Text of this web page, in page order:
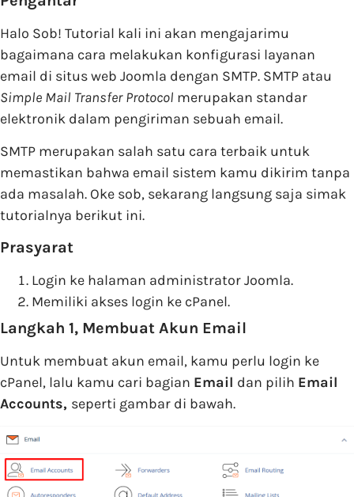
Halo Sob! Tutorial kali ini akan mengajarimu
bagaimana cara melakukan konfigurasi layanan
email di situs web Joomla dengan SMTP. SMTP atau
Simple Mail Transfer Protocol merupakan standar
elektronik dalam pengiriman sebuah email.
SMTP merupakan salah satu cara terbaik untuk
memastikan bahwa email sistem kamu dikirim tanpa
ada masalah. Oke sob, sekarang langsung saja simak
tutorialnya berikut ini.
Prasyarat
Login ke halaman administrator Joomla.
Memiliki akses login ke cPanel.
Langkah 1, Membuat Akun Email
Untuk membuat akun email, kamu perlu login ke
cPanel, lalu kamu cari bagian Email dan pilih Email
Accounts, seperti gambar di bawah.